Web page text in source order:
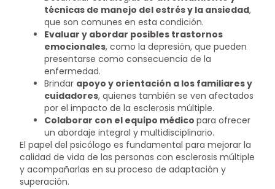
técnicas de manejo del estrés y la ansiedad,
que son comunes en esta condición.
Evaluar y abordar posibles trastornos
emocionales, como la depresión, que pueden
presentarse como consecuencia de la
enfermedad.
Brindar apoyo y orientación a los familiares y
cuidadores, quienes también se ven afectados
por el impacto de la esclerosis múltiple.
Colaborar con el equipo médicopara ofrecer
un abordaje integral y multidisciplinario.
El papel del psicólogo es fundamental para mejorar la
calidad de vida de las personas con esclerosis múltiple
y acompañarlas en su proceso de adaptación y
superación.